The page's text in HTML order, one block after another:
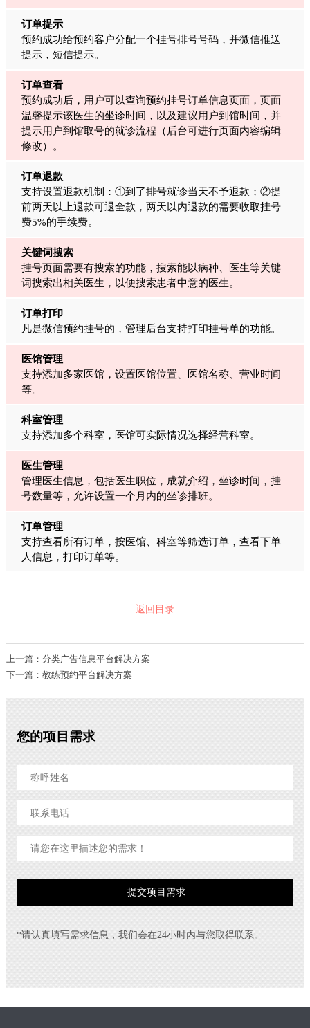
订单提示
预约成功给预约客户分配一个挂号排号号码，并微信推送
提示，短信提示。
订单查看
预约成功后，用户可以查询预约挂号订单信息页面，页面
温馨提示该医生的坐诊时间，以及建议用户到馆时间，并
提示用户到馆取号的就诊流程（后台可进行页面内容编辑
修改）。
订单退款
支持设置退款机制：①到了排号就诊当天不予退款；②提
前两天以上退款可退全款，两天以内退款的需要收取挂号
费5%的手续费。
关键词搜索
挂号页面需要有搜索的功能，搜索能以病种、医生等关键
词搜索出相关医生，以便搜索患者中意的医生。
订单打印
凡是微信预约挂号的，管理后台支持打印挂号单的功能。
医馆管理
支持添加多家医馆，设置医馆位置、医馆名称、营业时间
等。
科室管理
支持添加多个科室，医馆可实际情况选择经营科室。
医生管理
管理医生信息，包括医生职位，成就介绍，坐诊时间，挂
号数量等，允许设置一个月内的坐诊排班。
订单管理
支持查看所有订单，按医馆、科室等筛选订单，查看下单
人信息，打印订单等。
返回目录
上一篇：分类广告信息平台解决方案
下一篇：教练预约平台解决方案
您的项目需求
*请认真填写需求信息，我们会在24小时内与您取得联系。